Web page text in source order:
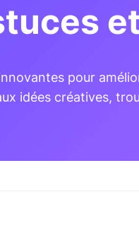
pour
idées créatives,